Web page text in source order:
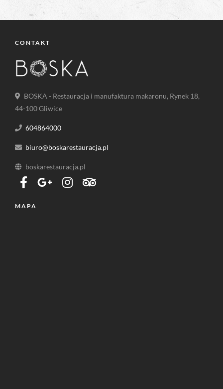
CONTAKT
BOSKA - Restauracja i manufaktura makaronu, Rynek 18,
44-100 Gliwice
604864000
biuro@boskarestauracja.pl
boskarestauracja.pl
MAPA